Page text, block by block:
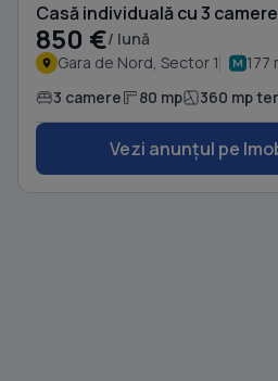
850 €/ lună
Gara de Nord, Sector 1 177
3 camere 80 mp 360 mp
Vezi anunțul pe